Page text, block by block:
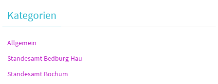
Kategorien
Allgemein
Standesamt Bedburg-Hau
Standesamt Bochum